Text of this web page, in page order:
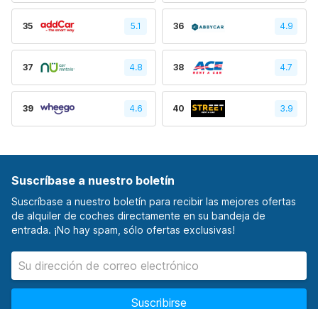
35 5.1 36 4.9
37 4.8 38 4.7
39 4.6 40 3.9
Suscríbase a nuestro boletín
Suscríbase a nuestro boletín para recibir las mejores ofertas
de alquiler de coches directamente en su bandeja de
entrada. ¡No hay spam, sólo ofertas exclusivas!
Suscribirse